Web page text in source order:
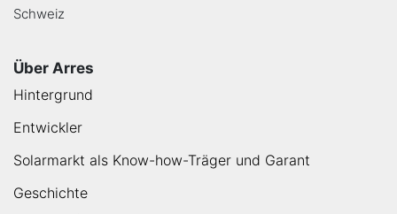
Schweiz
Über Arres
Hintergrund
Entwickler
Solarmarkt als Know-how-Träger und Garant
Geschichte